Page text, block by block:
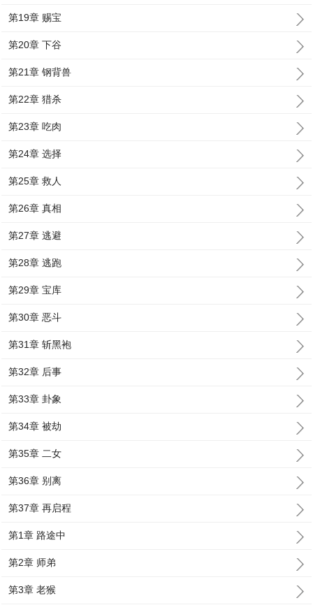
第19章 赐宝
第20章 下谷
第21章 钢背兽
第22章 猎杀
第23章 吃肉
第24章 选择
第25章 救人
第26章 真相
第27章 逃避
第28章 逃跑
第29章 宝库
第30章 恶斗
第31章 斩黑袍
第32章 后事
第33章 卦象
第34章 被劫
第35章 二女
第36章 别离
第37章 再启程
第1章 路途中
第2章 师弟
第3章 老猴